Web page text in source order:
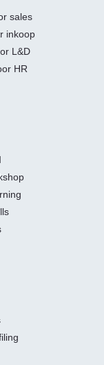
sales
inkoop
L&D
HR